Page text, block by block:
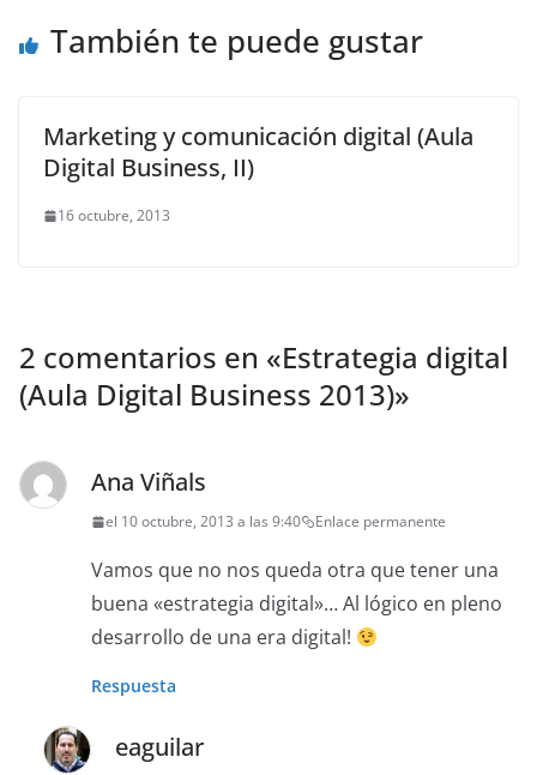
También te puede gustar
Marketing y comunicación digital (Aula
Digital Business, II)
16 octubre, 2013
2 comentarios en «Estrategia digital
(Aula Digital Business 2013)»
Ana Viñals
el 10 octubre, 2013 a las 9:40 Enlace permanente
Vamos que no nos queda otra que tener una
buena «estrategia digital»… Al lógico en pleno
desarrollo de una era digital!
Respuesta
eaguilar